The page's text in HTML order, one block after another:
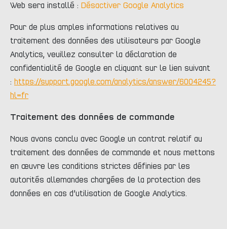
Web sera installé : Désactiver Google Analytics
Pour de plus amples informations relatives au
traitement des données des utilisateurs par Google
Analytics, veuillez consulter la déclaration de
confidentialité de Google en cliquant sur le lien suivant
: https://support.google.com/analytics/answer/6004245?
hl=fr
Traitement des données de commande
Nous avons conclu avec Google un contrat relatif au
traitement des données de commande et nous mettons
en œuvre les conditions strictes définies par les
autorités allemandes chargées de la protection des
données en cas d’utilisation de Google Analytics.